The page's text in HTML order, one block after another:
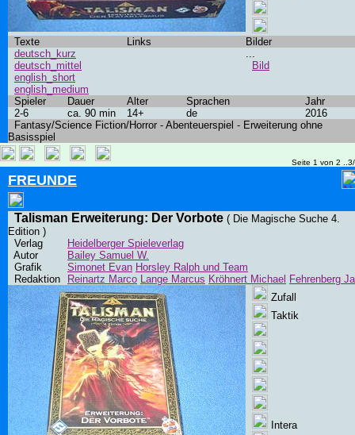
Texte Links
Bilder
deutsch_kurz
deutsch_mittel
english_short
english_medium
...
Bild
Spieler Dauer Alter Sprachen
Jahr
2-6
ca. 90 min 14+ de
2016
Fantasy/Science Fiction/Horror - Abenteuerspiel - Erweiterung ohne
Basisspiel
Seite 1 von 2
FREUNDE
Talisman Erweiterung: Der Vorbote ( Die Magische Suche 4.
Edition )
Verlag
Heidelberger Spieleverlag
Autor
Bailey Samuel W.
Grafik
Simonet Evan Horsley Ralph und Team
Redaktion
Reinartz Marco Lange Marcus Kröhnert Michael Fehrenberg
Zufall
Taktik
Intera